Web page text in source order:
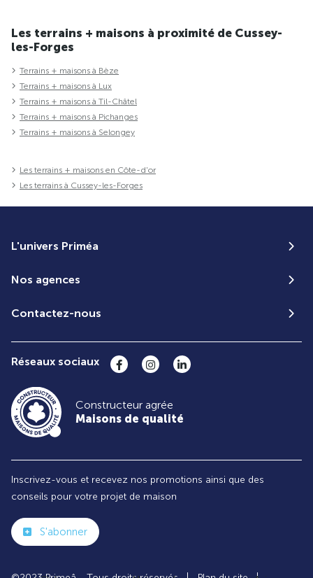
Les terrains + maisons à proximité de Cussey-
les-Forges
Terrains + maisons à Bèze
Terrains + maisons à Lux
Terrains + maisons à Til-Châtel
Terrains + maisons à Pichanges
Terrains + maisons à Selongey
Les terrains + maisons en Côte-d'or
Les terrains à Cussey-les-Forges
L'univers Priméa
Nos agences
Contactez-nous
Réseaux sociaux
Constructeur agrée
Maisons de qualité
Inscrivez-vous et recevez nos promotions ainsi que des
conseils pour votre projet de maison
S'abonner